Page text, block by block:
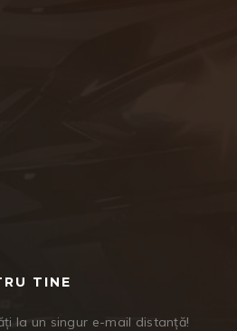
TINE
la un singur e-mail distanță!